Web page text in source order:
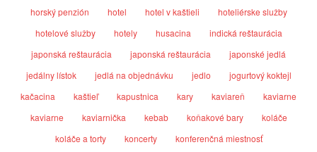
horský penzión
hotel hotel v kaštieli
hoteliérske služby
hotelové služby
hotely husacina
indická reštaurácia
japonská reštaurácia
japonská reštaurácia
japonské jedlá
jedálny lístok
jedlá na objednávku jedlo
jogurtový koktejl
kačacina
kaštieľ kapustnica kary kaviareň
kaviarne
kaviarne
kaviarnička kebab koňakové bary
koláče
koláče a torty
koncerty
konferenčná miestnosť